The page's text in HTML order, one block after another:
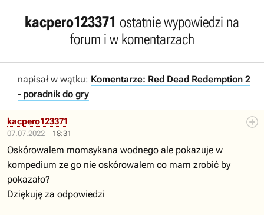
kacpero123371 ostatnie wypowiedzi na
forum i w komentarzach
napisał w wątku: Komentarze: Red Dead Redemption 2
- poradnik do gry
07.07.2022 18:31
kacpero123371
Oskórowalem momsykana wodnego ale pokazuje w
kompedium ze go nie oskórowalem co mam zrobić by
pokazało?
Dziękuję za odpowiedzi